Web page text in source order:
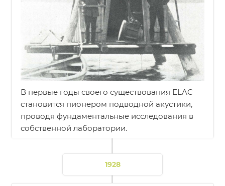
В первые годы своего существования ELAC
становится пионером подводной акустики,
проводя фундаментальные исследования в
собственной лаборатории.
1928